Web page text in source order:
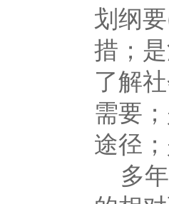
划纲要
措；
了解
需要
途径
多